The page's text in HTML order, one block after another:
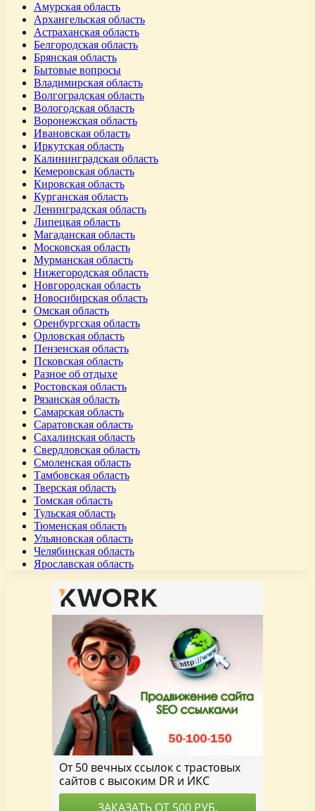
Амурская область
Архангельская область
Астраханская область
Белгородская область
Брянская область
Бытовые вопросы
Владимирская область
Волгоградская область
Вологодская область
Воронежская область
Ивановская область
Иркутская область
Калининградская область
Кемеровская область
Кировская область
Курганская область
Ленинградская область
Липецкая область
Магаданская область
Московская область
Мурманская область
Нижегородская область
Новгородская область
Новосибирская область
Омская область
Оренбургская область
Орловская область
Пензенская область
Псковская область
Разное об отдыхе
Ростовская область
Рязанская область
Самарская область
Саратовская область
Сахалинская область
Свердловская область
Смоленская область
Тамбовская область
Тверская область
Томская область
Тульская область
Тюменская область
Ульяновская область
Челябинская область
Ярославская область